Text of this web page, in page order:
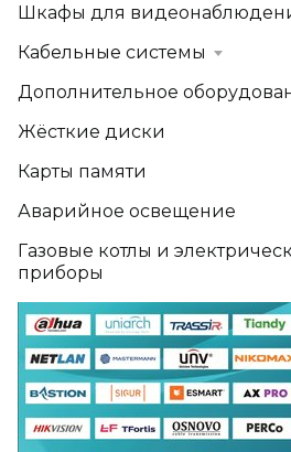
Шкафы для
Кабельные системы
Дополнительное
Жёсткие диски
Карты памяти
Аварийное освещение
Газовые котлы и
приборы